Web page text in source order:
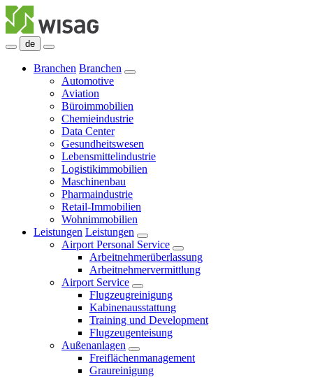
de
Branchen Branchen
Automotive
Aviation
Büroimmobilien
Chemieindustrie
Data Center
Gesundheitswesen
Lebensmittelindustrie
Logistikimmobilien
Maschinenbau
Pharmaindustrie
Retail-Immobilien
Wohnimmobilien
Leistungen Leistungen
Airport Personal Service
Arbeitnehmerüberlassung
Arbeitnehmervermittlung
Airport Service
Flugzeugreinigung
Kabinenausstattung
Training und Development
Flugzeugenteisung
Außenanlagen
Freiflächenmanagement
Graureinigung